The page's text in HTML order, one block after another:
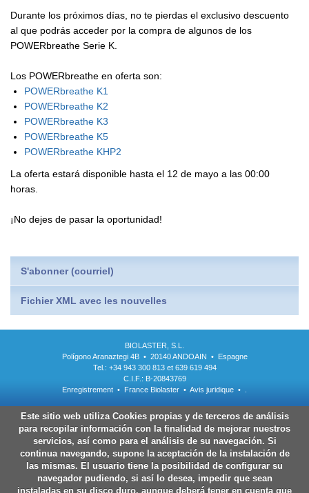
Durante los próximos días, no te pierdas el exclusivo descuento
al que podrás acceder por la compra de algunos de los
POWERbreathe Serie K.
Los POWERbreathe en oferta son:
POWERbreathe K1
POWERbreathe K2
POWERbreathe K3
POWERbreathe K5
POWERbreathe KHP2
La oferta estará disponible hasta el 12 de mayo a las 00:00
horas.
¡No dejes de pasar la oportunidad!
S'abonner (courriel)
Fichier XML avec les nouvelles
BIOLASTER, S.L.
Polígono Aranaztegi 4B • 20140 ANDOAIN • Espagne
Tel.: +34 943 300 813 et 639 619 494
C.I.F.: B-20843769
Enregistrement • France Biolaster • Avis juridique •
Este sitio web utiliza Cookies propias y de terceros de análisis
para recopilar información con la finalidad de mejorar nuestros
servicios, así como para el análisis de su navegación. Si
continua navegando, supone la aceptación de la instalación de
las mismas. El usuario tiene la posibilidad de configurar su
navegador pudiendo, si así lo desea, impedir que sean
instaladas en su disco duro, aunque deberá tener en cuenta que